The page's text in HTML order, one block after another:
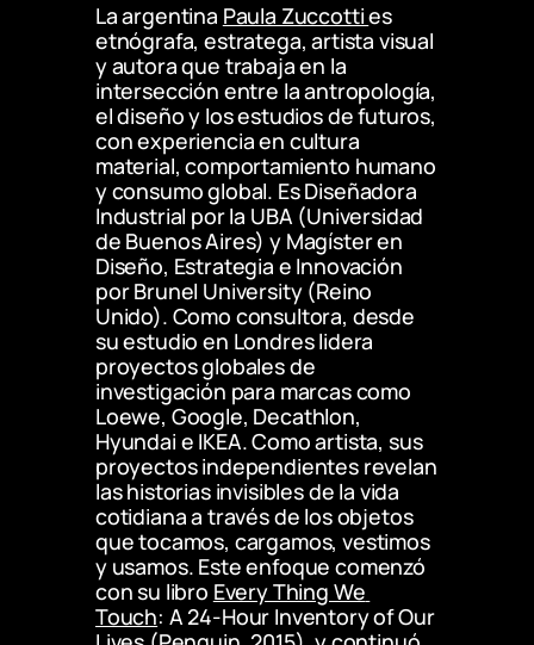
La argentina Paula Zuccotti es
etnógrafa, estratega, artista visual
y autora que trabaja en la
intersección entre la antropología,
el diseño y los estudios de futuros,
con experiencia en cultura
material, comportamiento humano
y consumo global. Es Diseñadora
Industrial por la UBA (Universidad
de Buenos Aires) y Magíster en
Diseño, Estrategia e Innovación
por Brunel University (Reino
Unido). Como consultora, desde
su estudio en Londres lidera
proyectos globales de
investigación para marcas como
Loewe, Google, Decathlon,
Hyundai e IKEA. Como artista, sus
proyectos independientes revelan
las historias invisibles de la vida
cotidiana a través de los objetos
que tocamos, cargamos, vestimos
y usamos. Este enfoque comenzó
con su libro Every Thing We
Touch: A 24-Hour Inventory of Our